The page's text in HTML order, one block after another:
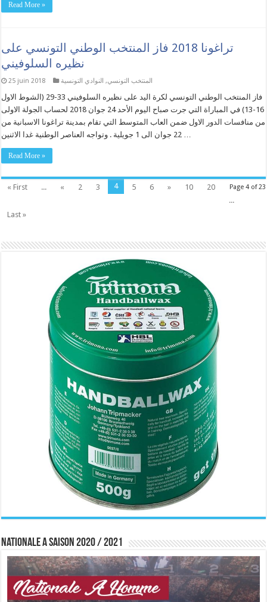
Read More »
تراغونا 2018 فاز المنتخب الوطني التونسي على
نظيره السلوفيني
25 juin 2018 المنتخب التونسي, النوادي التونسية
فاز المنتخب الوطني التونسي لكرة اليد على نظيره السلوفيني 33-29 (الشوط الاول
16-13) في المباراة التي جرت صباح اليوم الأحد 24 جوان 2018 لحساب الجولة الاولى
من منافسات الدور الاول ضمن العاب المتوسط التي تقام بمدينة تراغونا الاسبانية من
22 جوان الى 1 جويلية . وتواجه العناصر الوطنية غدا الاثنين …
Read More »
Page 4 of 23
« First ... « 2 3 4 5 6 » 10
20
...
Last »
Nationale A saison 2020 / 2021